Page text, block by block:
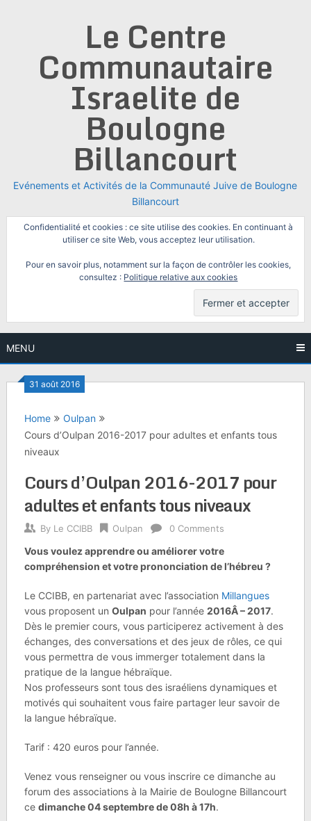
Le Centre
Communautaire
Israelite de
Boulogne
Billancourt
Evénements et Activités de la Communauté Juive de Boulogne
Billancourt
Confidentialité et cookies : ce site utilise des cookies. En continuant à
utiliser ce site Web, vous acceptez leur utilisation.
Pour en savoir plus, notamment sur la façon de contrôler les cookies,
consultez : Politique relative aux cookies
MENU
31 août 2016
Home
Oulpan
Cours d’Oulpan 2016-2017 pour adultes et enfants tous
niveaux
Cours d’Oulpan 2016-2017 pour
adultes et enfants tous niveaux
By Le CCIBB Oulpan 0 Comments
Vous voulez apprendre ou améliorer votre
compréhension et votre prononciation de l’hébreu ?
Le CCIBB, en partenariat avec l’association Millangues
vous proposent un Oulpan pour l’année 2016Â – 2017.
Dès le premier cours, vous participerez activement à des
échanges, des conversations et des jeux de rôles, ce qui
vous permettra de vous immerger totalement dans la
pratique de la langue hébraïque.
Nos professeurs sont tous des israéliens dynamiques et
motivés qui souhaitent vous faire partager leur savoir de
la langue hébraïque.
Tarif : 420 euros pour l’année.
Venez vous renseigner ou vous inscrire ce dimanche au
forum des associations à la Mairie de Boulogne Billancourt
ce dimanche 04 septembre de 08h à 17h.